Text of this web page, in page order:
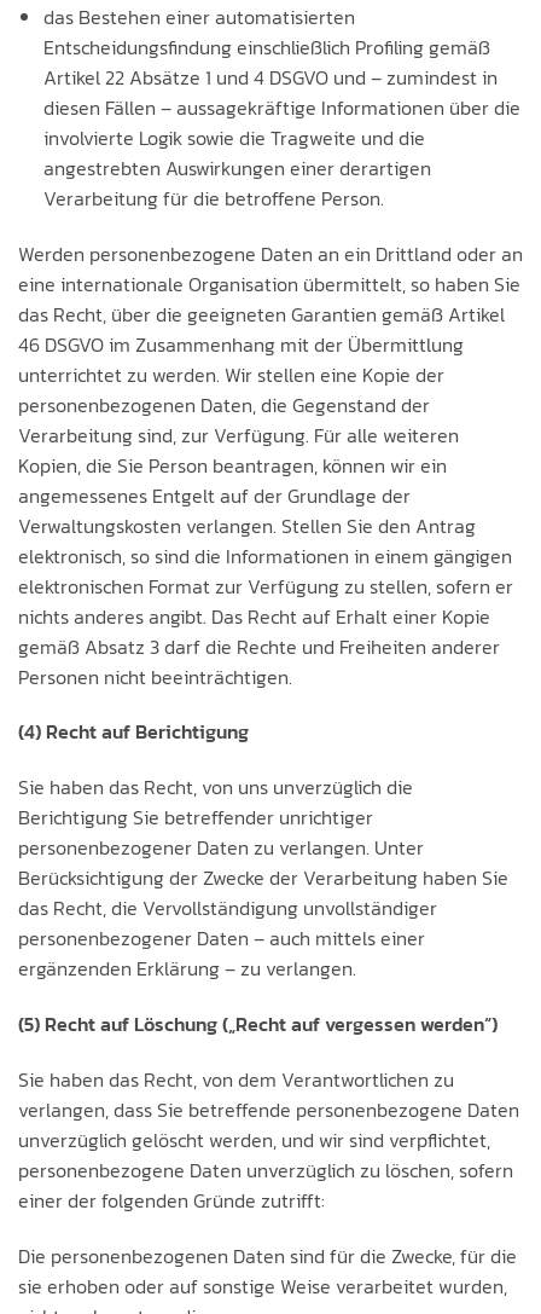
das Bestehen einer automatisierten
Entscheidungsfindung einschließlich Profiling gemäß
Artikel 22 Absätze 1 und 4 DSGVO und – zumindest in
diesen Fällen – aussagekräftige Informationen über die
involvierte Logik sowie die Tragweite und die
angestrebten Auswirkungen einer derartigen
Verarbeitung für die betroffene Person.
Werden personenbezogene Daten an ein Drittland oder an
eine internationale Organisation übermittelt, so haben Sie
das Recht, über die geeigneten Garantien gemäß Artikel
46 DSGVO im Zusammenhang mit der Übermittlung
unterrichtet zu werden. Wir stellen eine Kopie der
personenbezogenen Daten, die Gegenstand der
Verarbeitung sind, zur Verfügung. Für alle weiteren
Kopien, die Sie Person beantragen, können wir ein
angemessenes Entgelt auf der Grundlage der
Verwaltungskosten verlangen. Stellen Sie den Antrag
elektronisch, so sind die Informationen in einem gängigen
elektronischen Format zur Verfügung zu stellen, sofern er
nichts anderes angibt. Das Recht auf Erhalt einer Kopie
gemäß Absatz 3 darf die Rechte und Freiheiten anderer
Personen nicht beeinträchtigen.
(4) Recht auf Berichtigung
Sie haben das Recht, von uns unverzüglich die
Berichtigung Sie betreffender unrichtiger
personenbezogener Daten zu verlangen. Unter
Berücksichtigung der Zwecke der Verarbeitung haben Sie
das Recht, die Vervollständigung unvollständiger
personenbezogener Daten – auch mittels einer
ergänzenden Erklärung – zu verlangen.
(5) Recht auf Löschung („Recht auf vergessen werden“)
Sie haben das Recht, von dem Verantwortlichen zu
verlangen, dass Sie betreffende personenbezogene Daten
unverzüglich gelöscht werden, und wir sind verpflichtet,
personenbezogene Daten unverzüglich zu löschen, sofern
einer der folgenden Gründe zutrifft:
Die personenbezogenen Daten sind für die Zwecke, für die
sie erhoben oder auf sonstige Weise verarbeitet wurden,